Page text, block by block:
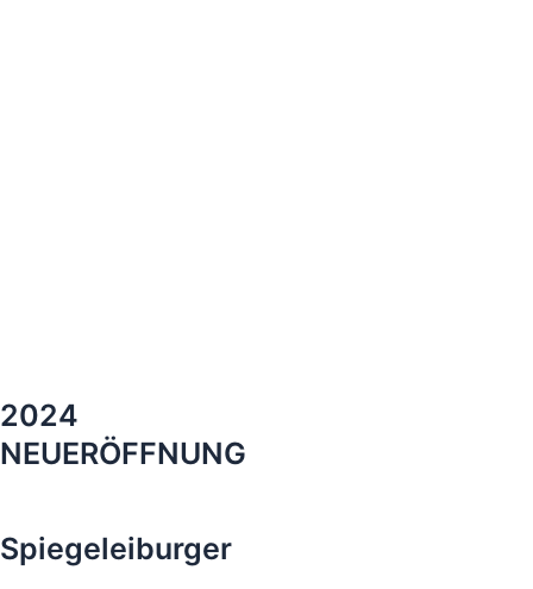
2024
NEUERÖFFNUNG
Spiegeleiburger